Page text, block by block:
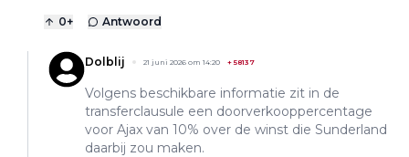
0+ Antwoord
Dolblij 21 juni 2026 om 14:20 + 58137
Volgens beschikbare informatie zit in de
transferclausule een doorverkooppercentage
voor Ajax van 10% over de winst die Sunderland
daarbij zou maken.